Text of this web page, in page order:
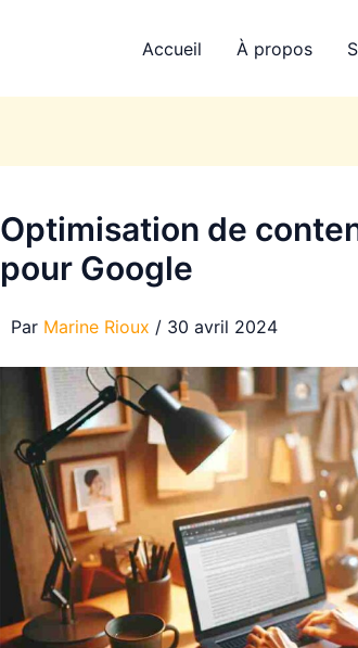
Accueil À propos
Optimisation de
pour Google
Par Marine Rioux / 30 avril 2024